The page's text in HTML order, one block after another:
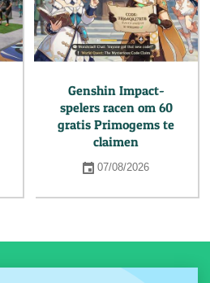
Genshin Impact-
spelers racen om 60
gratis Primogems te
claimen
07/08/2026